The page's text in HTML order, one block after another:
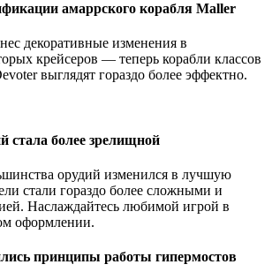
амаррского корабля Maller
декоративные изменения в
крейсеров ― теперь корабли классов
выглядят гораздо более эффектно.
стала более зрелищной
орудий изменился в лучшую
стали гораздо более сложными и
Наслаждайтесь любимой игрой в
оформлении.
принципы работы гипермостов